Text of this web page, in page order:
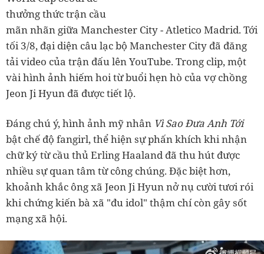
thưởng thức trận cầu
mãn nhãn giữa Manchester City - Atletico Madrid. Tới
tối 3/8, đại diện câu lạc bộ Manchester City đã đăng
tải video của trận đấu lên YouTube. Trong clip, một
vài hình ảnh hiếm hoi từ buổi hẹn hò của vợ chồng
Jeon Ji Hyun đã được tiết lộ.
Đáng chú ý, hình ảnh mỹ nhân Vì Sao Đưa Anh Tới
bật chế độ fangirl, thể hiện sự phấn khích khi nhận
chữ ký từ cầu thủ Erling Haaland đã thu hút được
nhiều sự quan tâm từ công chúng. Đặc biệt hơn,
khoảnh khắc ông xã Jeon Ji Hyun nở nụ cười tươi rói
khi chứng kiến bà xã "đu idol" thậm chí còn gây sốt
mạng xã hội.